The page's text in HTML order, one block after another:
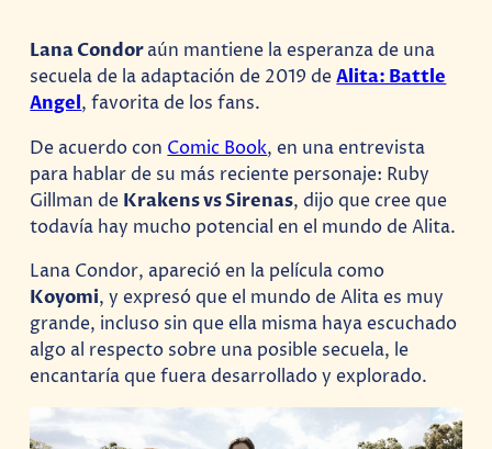
Lana Condoraún mantiene la esperanza de una
secuela de la adaptación de 2019 deAlita: Battle
Angel, favorita de los fans.
De acuerdo con Comic Book, en una entrevista
para hablar de su más reciente personaje: Ruby
Gillman de Krakens vs Sirenas, dijo que cree que
todavía hay mucho potencial en el mundo de Alita.
Lana Condor, apareció en la película como
Koyomi, y expresó que el mundo de Alita es muy
grande, incluso sin que ella misma haya escuchado
algo al respecto sobre una posible secuela, le
encantaría que fuera desarrollado y explorado.